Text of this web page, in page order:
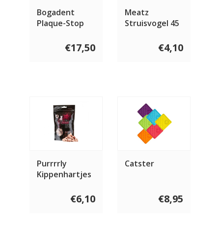
Bogadent
Plaque-Stop
€17,50
Meatz
Struisvogel 45
€4,10
Purrrrly
Kippenhartjes
€6,10
Catster
€8,95